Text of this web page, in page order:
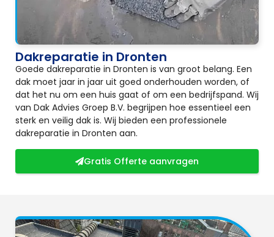
Dakreparatie in Dronten
Goede dakreparatie in Dronten is van groot belang. Een
dak moet jaar in jaar uit goed onderhouden worden, of
dat het nu om een huis gaat of om een bedrijfspand. Wij
van Dak Advies Groep B.V. begrijpen hoe essentieel een
sterk en veilig dak is. Wij bieden een professionele
dakreparatie in Dronten aan.
Gratis Offerte aanvragen